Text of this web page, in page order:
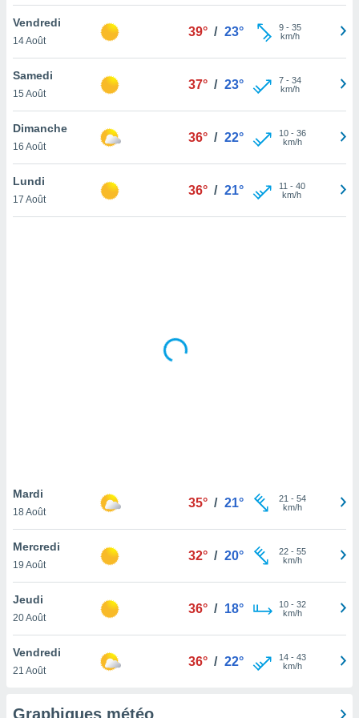
votre
à
en
le
notre
que
et que
Vendredi
14 Août
39° / 23° 9- 35
km/h
Samedi
15 Août
37° / 23° 7- 34
km/h
Dimanche
16 Août
36° / 22° 10- 36
km/h
Lundi
17 Août
36° / 21° 11 - 40
km/h
Mardi
18 Août
35° / 21° 21 - 54
km/h
Mercredi
19 Août
32° / 20° 22- 55
km/h
Jeudi
20 Août
36° / 18° 10- 32
km/h
Vendredi
21 Août
36° / 22° 14- 43
km/h
Graphiques météo